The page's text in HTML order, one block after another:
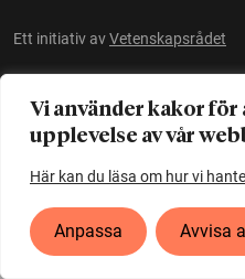
Vi använder kakor för
upplevelse av vår
Här kan du läsa om hur vi
Anpassa Avvisa
Ett initiativ avVetenskapsrådet